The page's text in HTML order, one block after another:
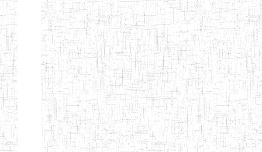
BILINGUE
LAIQUE LES
PERFORMANCES
PEDAGOGIQUES
ENIEG DU HAUT
NKAM
12/08/2013 ENIEG
ENIEG BILINGUE
05/09/2003 ENIEG